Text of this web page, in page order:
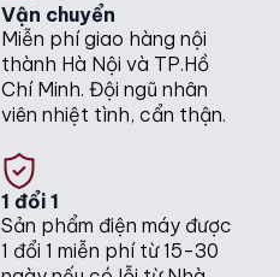
Vận chuyển
Miễn phí giao hàng nội
thành Hà Nội và TP.Hồ
Chí Minh. Đội ngũ nhân
viên nhiệt tình, cẩn thận.
1 đổi 1
Sản phẩm điện máy được
1 đổi 1 miễn phí từ 15-30